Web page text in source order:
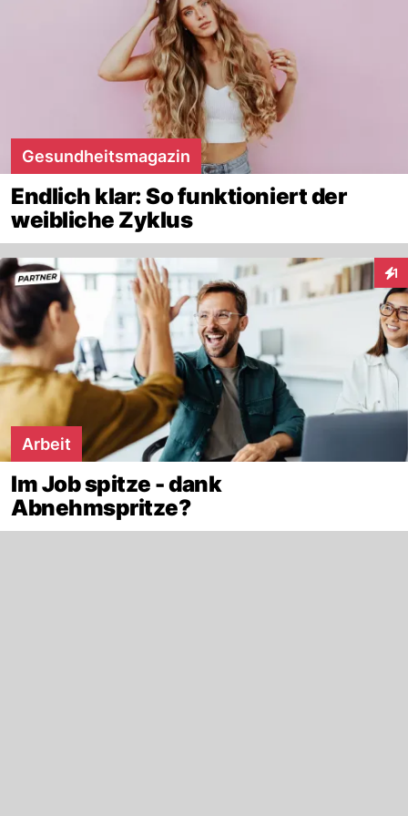
Gesundheitsmagazin
Endlich klar: So funktioniert der
weibliche Zyklus
1
Arbeit
Im Job spitze - dank
Abnehmspritze?